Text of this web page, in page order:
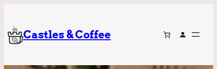
Castles & Coffee